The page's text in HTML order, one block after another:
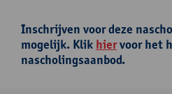
Inschrijven voor deze
mogelijk. Klik hiervoor het
nascholingsaanbod.